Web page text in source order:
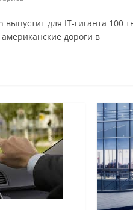
для IT-гиганта 100
дороги в